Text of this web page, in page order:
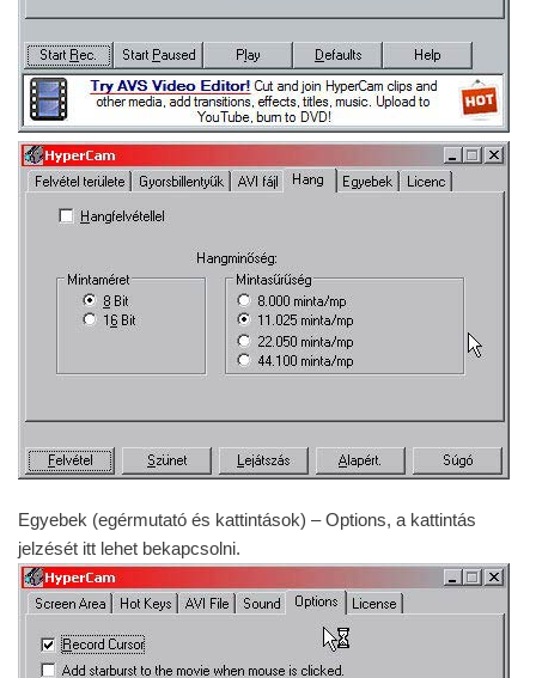
Egyebek (egérmutató és kattintások) – Options, a kattintás
jelzését itt lehet bekapcsolni.